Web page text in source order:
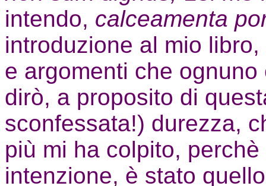
intendo, calceamenta
introduzione al mio
e argomenti che
dirò, a proposito di
sconfessata!) durezza,
più mi ha colpito,
intenzione, è stato